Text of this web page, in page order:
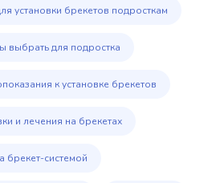
установки брекетов подросткам
выбрать для подростка
к установке брекетов
и лечения на брекетах
брекет-системой